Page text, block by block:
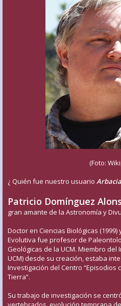
(Foto:
¿ Quién fue nuestro usuario Arbacia
Patricio Domínguez
gran amante de la Astronomía y
Doctor en Ciencias Biológicas
Evolutiva fue profesor de
Geológicas de la UCM. Miembro del
UCM) desde su creación, estaba
Investigación del Centro “Episodios
Tierra”.
Su trabajo de investigación se